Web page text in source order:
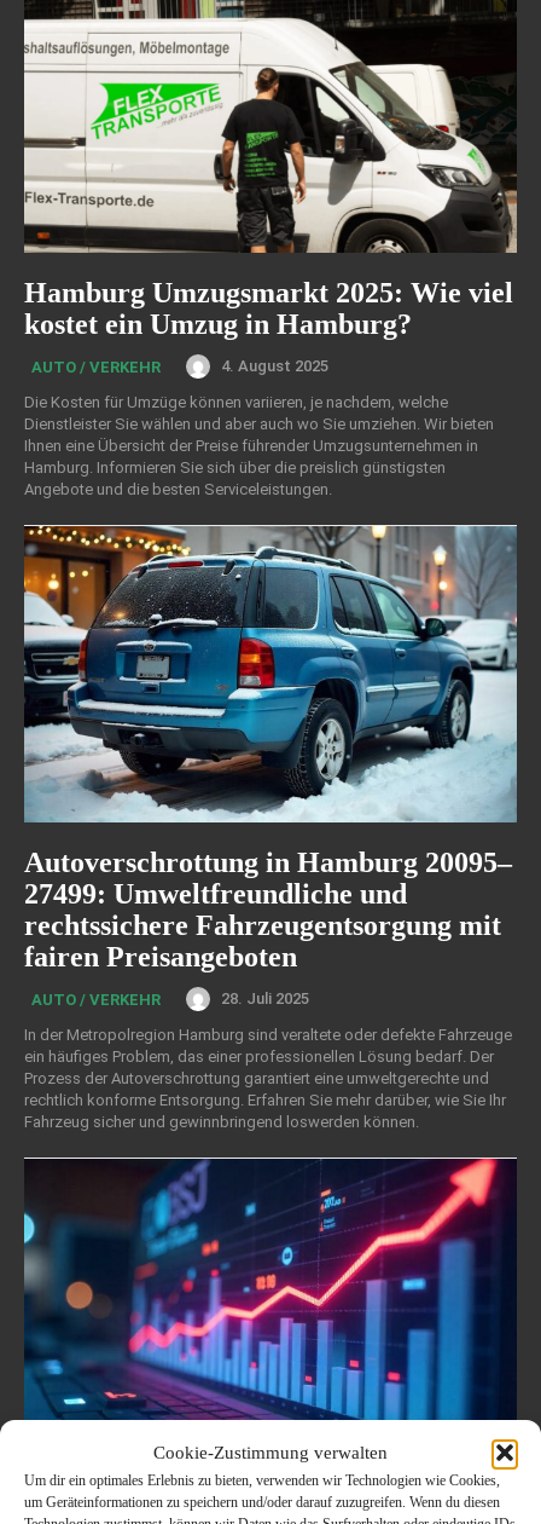
Cookie-Zustimmung verwalten
Um dir ein optimales Erlebnis zu bieten, verwenden wir Technologien wie Cookies,
um Geräteinformationen zu speichern und/oder darauf zuzugreifen. Wenn du diesen
Hamburg Umzugsmarkt 2025: Wie viel
kostet ein Umzug in Hamburg?
AUTO / VERKEHR
4. August 2025
Die Kosten für Umzüge können variieren, je nachdem, welche
Dienstleister Sie wählen und aber auch wo Sie umziehen. Wir bieten
Ihnen eine Übersicht der Preise führender Umzugsunternehmen in
Hamburg. Informieren Sie sich über die preislich günstigsten
Angebote und die besten Serviceleistungen.
Autoverschrottung in Hamburg 20095–
27499: Umweltfreundliche und
rechtssichere Fahrzeugentsorgung mit
fairen Preisangeboten
AUTO / VERKEHR
28. Juli 2025
In der Metropolregion Hamburg sind veraltete oder defekte Fahrzeuge
ein häufiges Problem, das einer professionellen Lösung bedarf. Der
Prozess der Autoverschrottung garantiert eine umweltgerechte und
rechtlich konforme Entsorgung. Erfahren Sie mehr darüber, wie Sie Ihr
Fahrzeug sicher und gewinnbringend loswerden können.
Der komplette Leitfaden zu